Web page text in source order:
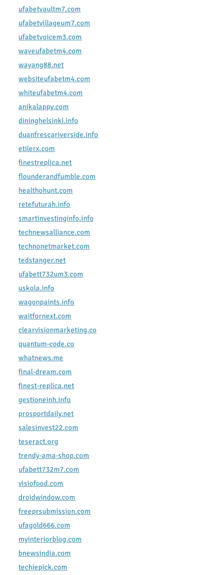
ufabetvaultm7.com
ufabetvillageum7.com
ufabetvoicem3.com
waveufabetm4.com
wayang88.net
websiteufabetm4.com
whiteufabetm4.com
anikalappy.com
dininghelsinki.info
duanfrescariverside.info
etilerx.com
finestreplica.net
flounderandfumble.com
healthohunt.com
retefuturah.info
smartinvestinginfo.info
technewsalliance.com
technonetmarket.com
tedstanger.net
ufabett732um3.com
uskola.info
wagonpaints.info
waitfornext.com
clearvisionmarketing.co
quantum-code.co
whatnews.me
final-dream.com
finest-replica.net
gestioneinh.info
prosportdaily.net
salesinvest22.com
teseract.org
trendy-ama-shop.com
ufabett732m7.com
visiofood.com
droidwindow.com
freeprsubmission.com
ufagold666.com
myinteriorblog.com
bnewsindia.com
techiepick.com